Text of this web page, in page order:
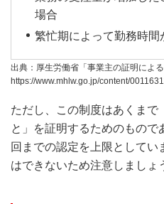
場合
繁忙期によって勤務時間
出典：厚生労働省「事業主の証明による
https://www.mhlw.go.jp/content/
ただし、この制度はあくまで
と」を証明するためのもので
回までの認定を上限としてい
はできないため注意しましょ